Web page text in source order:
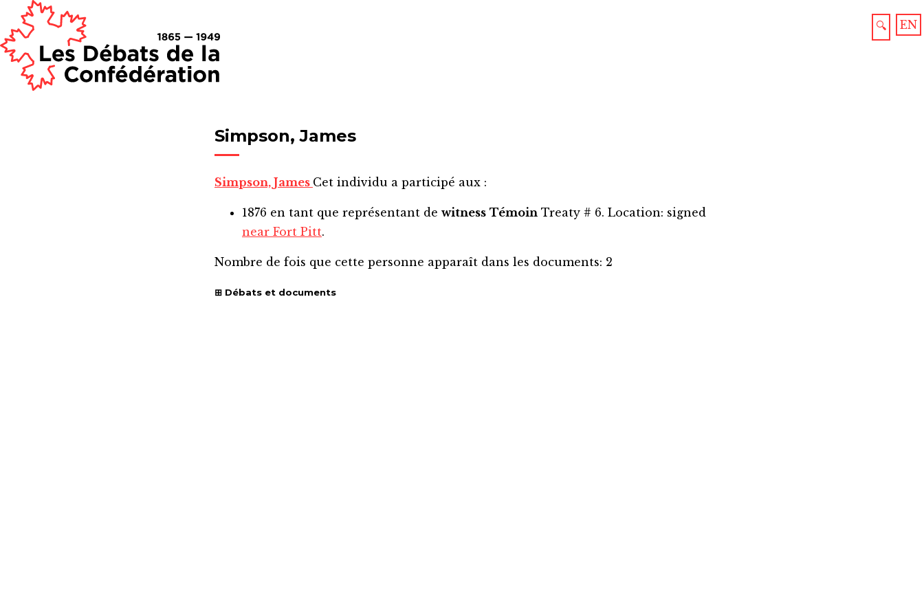
EN
🔍
Simpson, James
Simpson, James Cet individu a participé aux :
1876 en tant que représentant de witness Témoin Treaty # 6. Location: signed
near Fort Pitt.
Nombre de fois que cette personne apparaît dans les documents: 2
Débats et documents